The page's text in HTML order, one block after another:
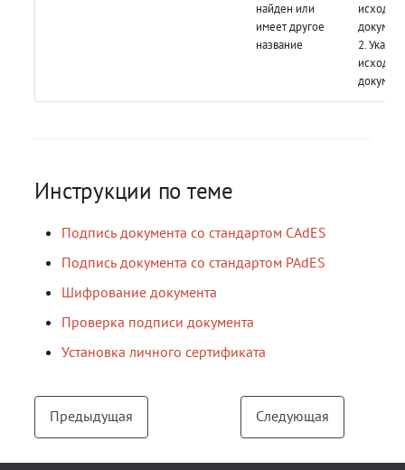
найден или
имеет другое
название
2.
Инструкции по теме
Подпись документа со стандартом CAdES
Подпись документа со стандартом PAdES
Шифрование документа
Проверка подписи документа
Установка личного сертификата
Предыдущая Следующая